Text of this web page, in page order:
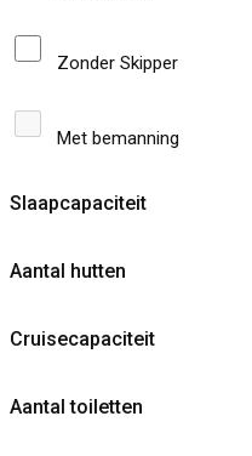
Zonder Skipper
Met bemanning
Slaapcapaciteit
Aantal hutten
Cruisecapaciteit
Aantal toiletten